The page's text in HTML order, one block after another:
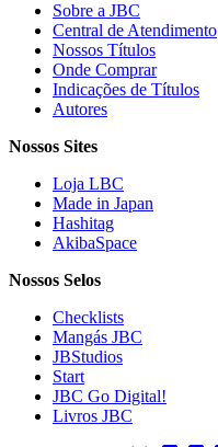
Sobre a JBC
Central de Atendimento
Nossos Títulos
Onde Comprar
Indicações de Títulos
Autores
Nossos Sites
Loja LBC
Made in Japan
Hashitag
AkibaSpace
Nossos Selos
Checklists
Mangás JBC
JBStudios
Start
JBC Go Digital!
Livros JBC